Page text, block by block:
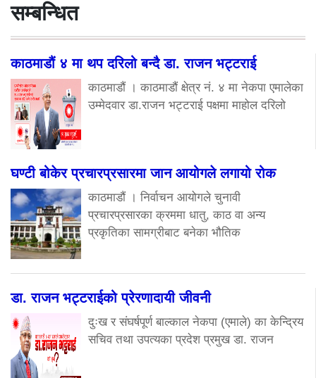
सम्बन्धित
काठमाडौं ४ मा थप दरिलो बन्दै डा. राजन भट्टराई
काठमाडौं । काठमाडौं क्षेत्र नं. ४ मा नेकपा एमालेका
उम्मेदवार डा.राजन भट्टराई पक्षमा माहोल दरिलो
घण्टी बोकेर प्रचारप्रसारमा जान आयोगले लगायो रोक
काठमाडौं । निर्वाचन आयोगले चुनावी
प्रचारप्रसारका क्रममा धातु, काठ वा अन्य
प्रकृतिका सामग्रीबाट बनेका भौतिक
डा. राजन भट्टराईको प्रेरणादायी जीवनी
दुःख र संघर्षपूर्ण बाल्काल नेकपा (एमाले) का केन्द्रिय
सचिव तथा उपत्यका प्रदेश प्रमुख डा. राजन